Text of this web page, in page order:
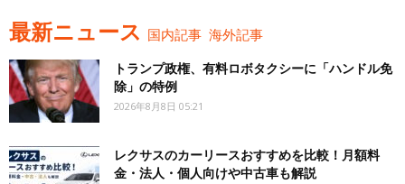
最新ニュース 国内記事 海外記事
トランプ政権、有料ロボタクシーに「ハンドル免
除」の特例
2026年8月8日 05:21
レクサスのカーリースおすすめを比較！月額料
金・法人・個人向けや中古車も解説